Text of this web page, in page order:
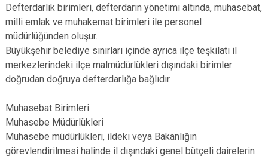
Defterdarlık birimleri, defterdarın yönetimi altında, muhasebat,
milli emlak ve muhakemat birimleri ile personel
müdürlüğünden oluşur.
Büyükşehir belediye sınırları içinde ayrıca ilçe teşkilatı il
merkezlerindeki ilçe malmüdürlükleri dışındaki birimler
doğrudan doğruya defterdarlığa bağlıdır.
Muhasebat Birimleri
Muhasebe Müdürlükleri
Muhasebe müdürlükleri, ildeki veya Bakanlığın
görevlendirilmesi halinde il dışındaki genel bütçeli dairelerin